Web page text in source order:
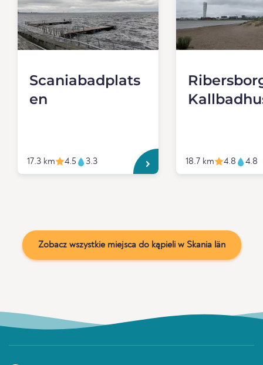
Scaniabadplats
en
17.3 km 4.5 3.3 18.7 km 4.8 4.8
Zobacz wszystkie miejsca do kąpieli w Skania län